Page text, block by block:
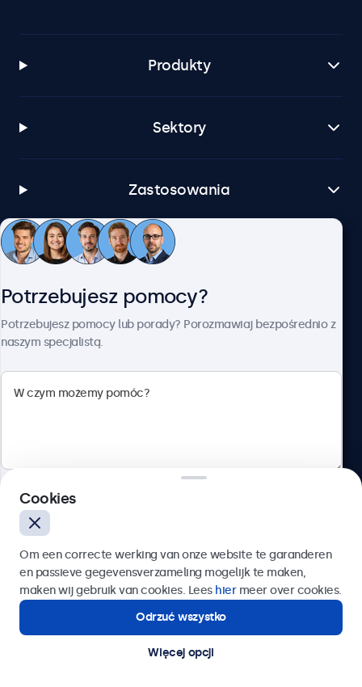
Produkty
Sektory
Zastosowania
Obsługa klienta
Polski
© 2026 Beetronics
Potrzebujesz pomocy?
Potrzebujesz pomocy lub porady? Porozmawiaj bezpośrednio z
naszym specjalistą.
Wyślij
Lub zadzwoń pod numer:22 397 04 43
Potrzebujesz pomocy?
Kontakt ze specjalistą.
Cookies
Om een correcte werking van onze website te garanderen
en passieve gegevensverzameling mogelijk te maken,
maken wij gebruik van cookies. Lees hiermeer over cookies.
Odrzuć wszystko
Więcej opcji